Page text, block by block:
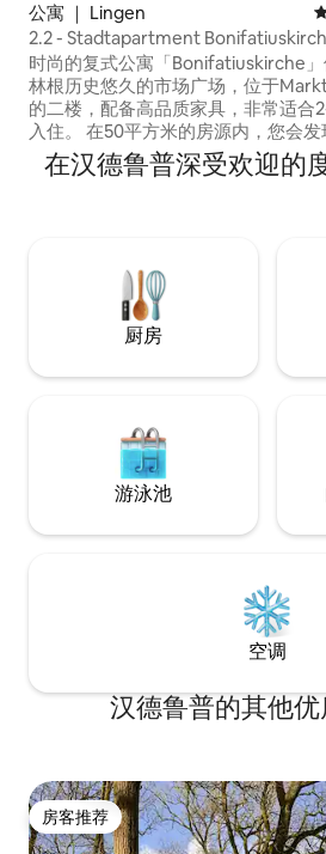
公寓 ｜ Lingen
2.2 - Stadtapartment
复式公寓
时尚的复式公寓「Bonifatiuskirche
林根历史悠久的市场广场，位于
的二楼，配备高品质家具，非常适合
入住。 在50平方米的房源内，您会发
间带弹簧床的独立卧室、另一间带沙
的房间、两台智能电视、一个设备齐
在汉德鲁普深受欢迎的
厨房
游泳池
空调
汉德鲁普的其他
房客推荐
房客推荐